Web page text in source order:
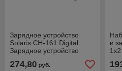
Зарядное устройство
Solaris CH-161 Digital
Зарядное устройство
274,80 руб.
и